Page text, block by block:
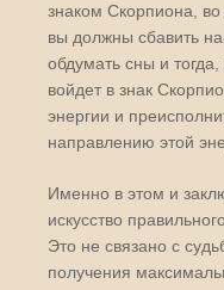
знаком Скорпиона,
вы должны сбавить
обдумать сны и
войдет в знак
энергии и
направлению этой
Именно в этом и
искусство
Это не связано с
получения